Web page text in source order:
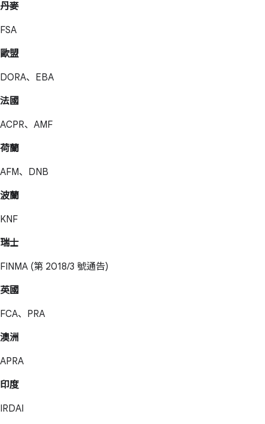
丹麥
FSA
歐盟
DORA、EBA
法國
ACPR、AMF
荷蘭
AFM、DNB
波蘭
KNF
瑞士
FINMA (第 2018/3 號通告)
英國
FCA、PRA
澳洲
APRA
印度
IRDAI